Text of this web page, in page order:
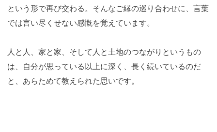
という形で再び交わる。そんなご縁の巡り合わせに、言葉
では言い尽くせない感慨を覚えています。
人と人、家と家、そして人と土地のつながりというもの
は、自分が思っている以上に深く、長く続いているのだ
と、あらためて教えられた思いです。